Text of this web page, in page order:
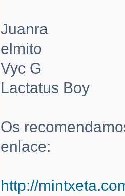
Juanra
elmito
Vyc G
Lactatus Boy
Os
enlace:
http://